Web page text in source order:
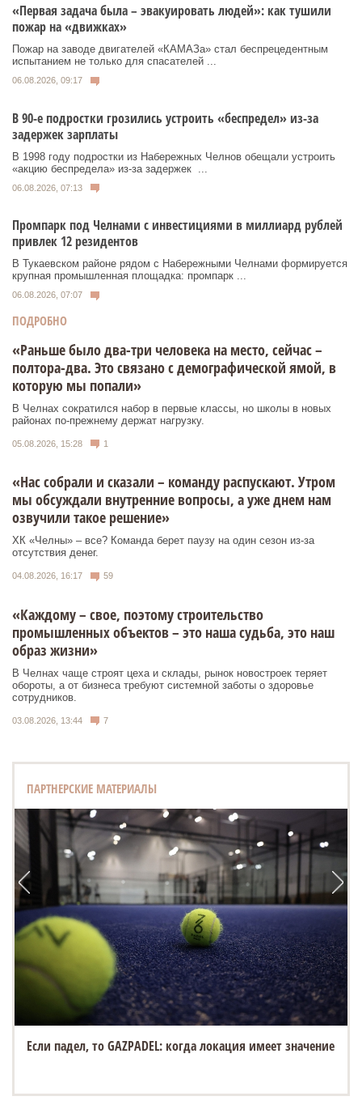
«Первая задача была – эвакуировать людей»: как тушили
пожар на «движках»
Пожар на заводе двигателей «КАМАЗа» стал беспрецедентным
испытанием не только для спасателей ...
06.08.2026, 09:17
В 90-е подростки грозились устроить «беспредел» из-за
задержек зарплаты
В 1998 году подростки из Набережных Челнов обещали устроить
«акцию беспредела» из‑за задержек ...
06.08.2026, 07:13
Промпарк под Челнами с инвестициями в миллиард рублей
привлек 12 резидентов
В Тукаевском районе рядом с Набережными Челнами формируется
крупная промышленная площадка: промпарк ...
06.08.2026, 07:07
ПОДРОБНО
«Раньше было два-три человека на место, сейчас –
полтора-два. Это связано с демографической ямой, в
которую мы попали»
В Челнах сократился набор в первые классы, но школы в новых
районах по-прежнему держат нагрузку.
05.08.2026, 15:28 1
«Нас собрали и сказали – команду распускают. Утром
мы обсуждали внутренние вопросы, а уже днем нам
озвучили такое решение»
ХК «Челны» – все? Команда берет паузу на один сезон из-за
отсутствия денег.
04.08.2026, 16:17 59
«Каждому – свое, поэтому строительство
промышленных объектов – это наша судьба, это наш
образ жизни»
В Челнах чаще строят цеха и склады, рынок новостроек теряет
обороты, а от бизнеса требуют системной заботы о здоровье
сотрудников.
03.08.2026, 13:44 7
ПАРТНЕРСКИЕ МАТЕРИАЛЫ
Если падел, то GAZPADEL: когда локация имеет значение